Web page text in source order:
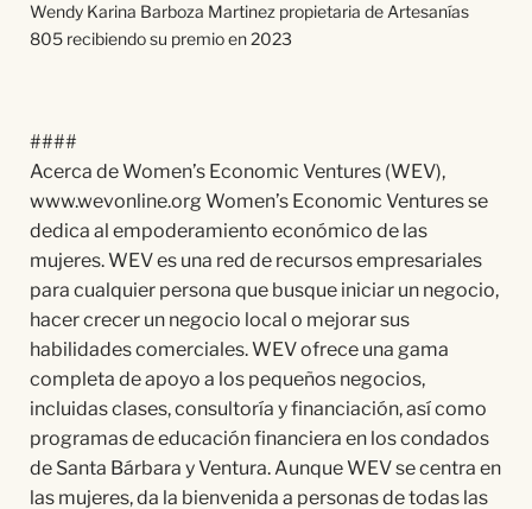
Wendy Karina Barboza Martinez propietaria de Artesanías
805 recibiendo su premio en 2023
####
Acerca de Women’s Economic Ventures (WEV),
www.wevonline.org Women’s Economic Ventures se
dedica al empoderamiento económico de las
mujeres. WEV es una red de recursos empresariales
para cualquier persona que busque iniciar un negocio,
hacer crecer un negocio local o mejorar sus
habilidades comerciales. WEV ofrece una gama
completa de apoyo a los pequeños negocios,
incluidas clases, consultoría y financiación, así como
programas de educación financiera en los condados
de Santa Bárbara y Ventura. Aunque WEV se centra en
las mujeres, da la bienvenida a personas de todas las